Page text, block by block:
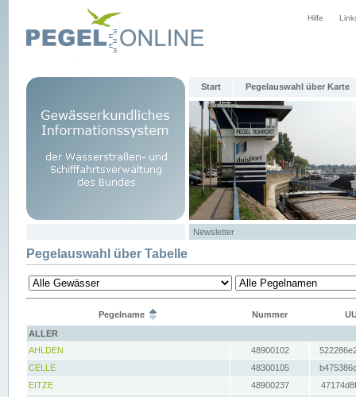
Hilfe
Start Pegelauswahl über Karte
Newsletter
Pegelauswahl über Tabelle
Pegelname Nummer
ALLER
AHLDEN
48900102
CELLE
48300105
EITZE
48900237